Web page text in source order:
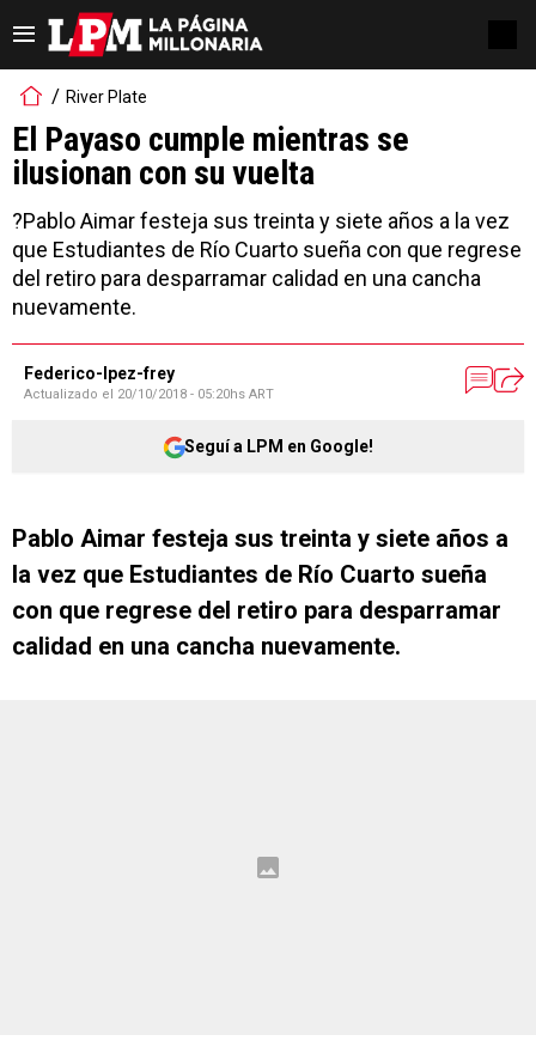
River Plate
El Payaso cumple mientras se
ilusionan con su vuelta
?Pablo Aimar festeja sus treinta y siete años a la vez
que Estudiantes de Río Cuarto sueña con que regrese
del retiro para desparramar calidad en una cancha
nuevamente.
Federico-lpez-frey
Actualizado el 20/10/2018 - 05:20hs ART
Seguí a LPM en Google!
Pablo Aimar festeja sus treinta y siete años a
la vez que Estudiantes de Río Cuarto sueña
con que regrese del retiro para desparramar
calidad en una cancha nuevamente.